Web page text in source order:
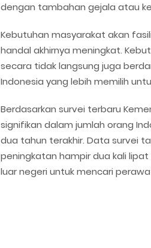
dengan tambahan gejala atau
Kebutuhan masyarakat akan
handal akhirnya meningkat.
secara tidak langsung juga
Indonesia yang lebih memilih
Berdasarkan survei terbaru
signifikan dalam jumlah orang
dua tahun terakhir. Data survei
peningkatan hampir dua kali
luar negeri untuk mencari